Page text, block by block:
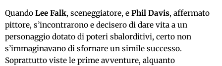
Quando Lee Falk, sceneggiatore, e Phil Davis, affermato
pittore, s’incontrarono e decisero di dare vita a un
personaggio dotato di poteri sbalorditivi, certo non
s’immaginavano di sfornare un simile successo.
Soprattutto viste le prime avventure, alquanto